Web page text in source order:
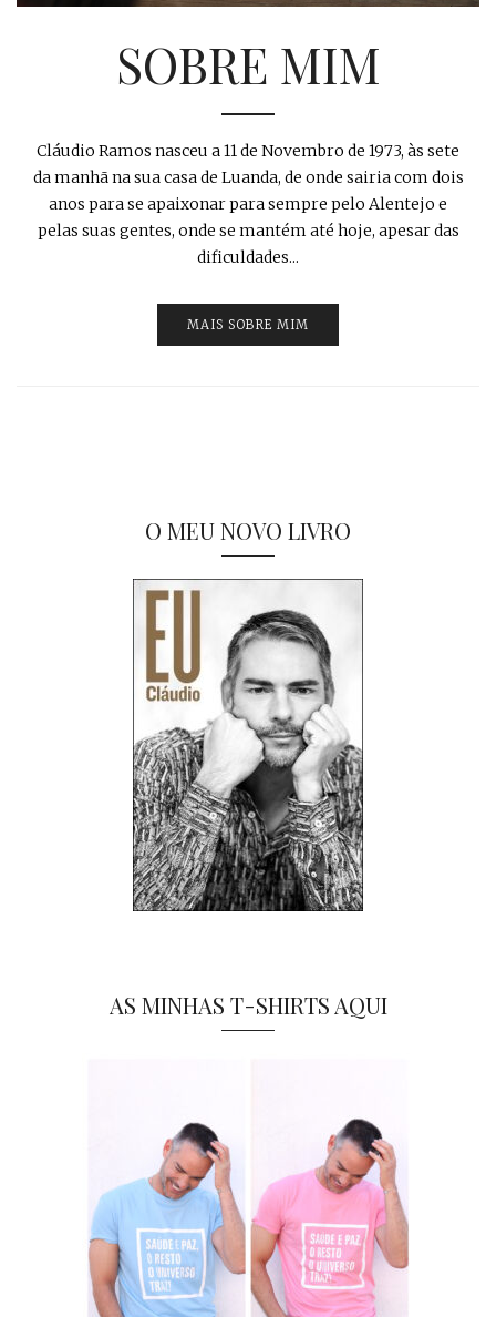
SOBRE MIM
Cláudio Ramos nasceu a 11 de Novembro de 1973, às sete
da manhã na sua casa de Luanda, de onde sairia com dois
anos para se apaixonar para sempre pelo Alentejo e
pelas suas gentes, onde se mantém até hoje, apesar das
dificuldades...
MAIS SOBRE MIM
O MEU NOVO LIVRO
AS MINHAS T-SHIRTS AQUI